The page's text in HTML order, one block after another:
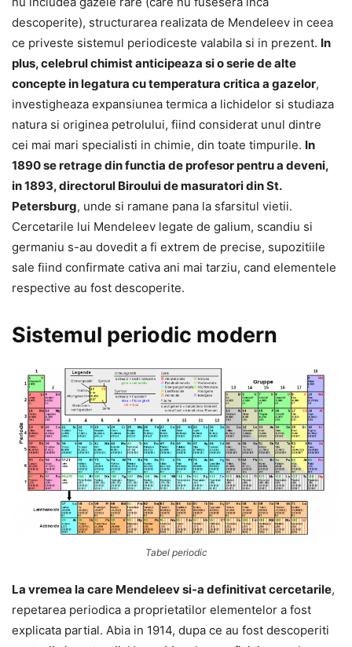
descoperite), structurarea realizata de Mendeleev in ceea
ce priveste sistemul periodiceste valabila si in prezent. In
plus, celebrul chimist anticipeaza si o serie de alte
concepte in legatura cu temperatura critica a gazelor,
investigheaza expansiunea termica a lichidelor si studiaza
natura si originea petrolului, fiind considerat unul dintre
cei mai mari specialisti in chimie, din toate timpurile. In
1890 se retrage din functia de profesor pentru a deveni,
in 1893, directorul Biroului de masuratori din St.
Petersburg, unde si ramane pana la sfarsitul vietii.
Cercetarile lui Mendeleev legate de galium, scandiu si
germaniu s-au dovedit a fi extrem de precise, supozitiile
sale fiind confirmate cativa ani mai tarziu, cand elementele
respective au fost descoperite.
Sistemul periodic modern
Tabel periodic
La vremea la care Mendeleev si-a definitivat cercetarile,
repetarea periodica a proprietatilor elementelor a fost
explicata partial. Abia in 1914, dupa ce au fost descoperiti